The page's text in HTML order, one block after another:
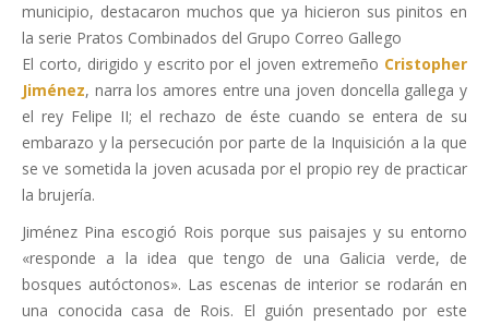
municipio, destacaron muchos que ya hicieron sus pinitos en
la serie Pratos Combinados del Grupo Correo Gallego
El corto, dirigido y escrito por el joven extremeño Cristopher
Jiménez, narra los amores entre una joven doncella gallega y
el rey Felipe II; el rechazo de éste cuando se entera de su
embarazo y la persecución por parte de la Inquisición a la que
se ve sometida la joven acusada por el propio rey de practicar
la brujería.
Jiménez Pina escogió Rois porque sus paisajes y su entorno
«responde a la idea que tengo de una Galicia verde, de
bosques autóctonos». Las escenas de interior se rodarán en
una conocida casa de Rois. El guión presentado por este